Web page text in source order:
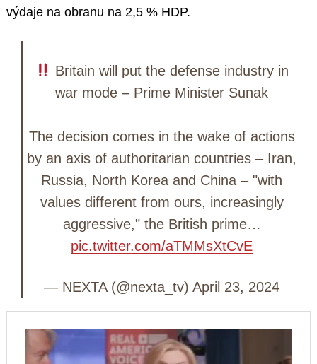
výdaje na obranu na 2,5 % HDP.
Britain will put the defense industry in
war mode – Prime Minister Sunak
The decision comes in the wake of actions
by an axis of authoritarian countries – Iran,
Russia, North Korea and China – "with
values different from ours, increasingly
aggressive," the British prime…
pic.twitter.com/aTMMsXtCvE
— NEXTA (@nexta_tv) April 23, 2024